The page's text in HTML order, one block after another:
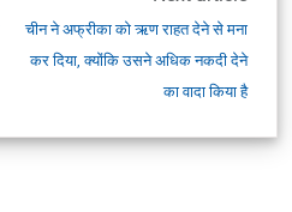
चीन ने अफ्रीका को ऋण राहत देने से मना
कर दिया, क्योंकि उसने अधिक नकदी देने
का वादा किया है